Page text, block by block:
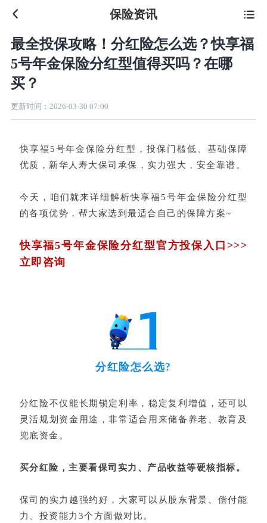
 保险资讯
最全投保攻略！分红险怎么选？快享福
5号年金保险分红型值得买吗？在哪
买？
更新时间： 2026-03-30 07:00
快享福5号年金保险分红型，投保门槛低、基础保障
优质， 新华人寿大保司承保，实力强大，安全靠谱。
今天，咱们就来详细解析快享福5号年金保险分红型
的各项优势，帮大家选到最适合自己的保障方案~
快享福5号年金保险分红型官方投保入口>>>
立即咨询
分红险怎么选?
分红险不仅能长期锁定利率，稳定复利增值，还可以
灵活规划资金用途，非常适合用来储备养老、教育及
兜底资金。
买分红险，主要看保司实力、产品收益等硬核指标。
保司的实力越强约好，大家可以从股东背景、偿付能
力、投资能力3个方面做对比。